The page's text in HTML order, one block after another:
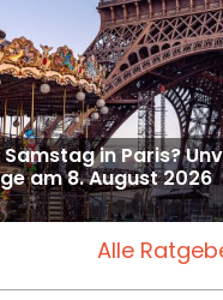
in Paris?
am 8. August 2026
Alle